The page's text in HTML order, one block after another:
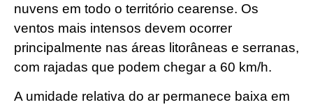
nuvens em todo o território cearense. Os
ventos mais intensos devem ocorrer
principalmente nas áreas litorâneas e serranas,
com rajadas que podem chegar a 60 km/h.
A umidade relativa do ar permanece baixa em